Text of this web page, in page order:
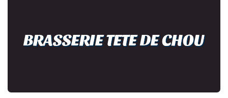
BRASSERIE TETE DE CHOU